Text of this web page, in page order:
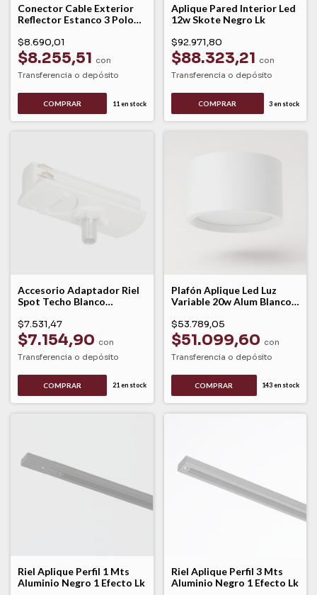
Conector Cable Exterior
Reflector Estanco 3 Polos
$8.690,01
$8.255,51 con
Transferencia o depósito
11 en stock
Aplique Pared Interior Led
12w Skote Negro Lk
$92.971,80
$88.323,21 con
Transferencia o depósito
3en stock
Accesorio Adaptador Riel
Spot Techo Blanco
$7.531,47
$7.154,90 con
Transferencia o depósito
COMPRAR 21 en stock
Plafón Aplique Led Luz
Variable 20w Alum Blanco
$53.789,05
$51.099,60 con
Transferencia o depósito
143en stock
Riel Aplique Perfil 1 Mts
Aluminio Negro 1 Efecto Lk
Riel Aplique Perfil 3 Mts
Aluminio Negro 1 Efecto Lk